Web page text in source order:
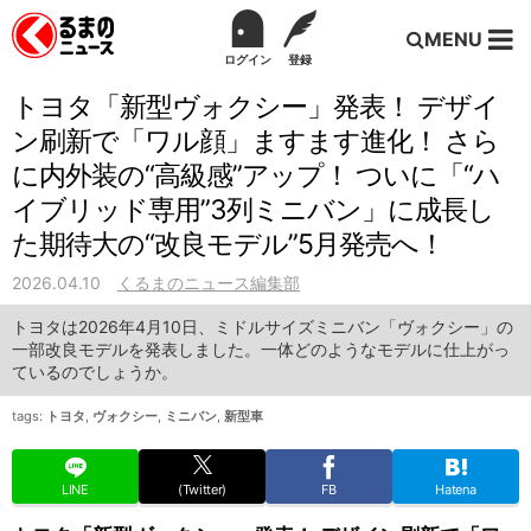
ログイン 登録
MENU
トヨタ「新型ヴォクシー」発表！ デザイ
ン刷新で「ワル顔」ますます進化！ さら
に内外装の“高級感”アップ！ ついに「“ハ
イブリッド専用”3列ミニバン」に成長し
た期待大の“改良モデル”5月発売へ！
2026.04.10 くるまのニュース編集部
トヨタは2026年4月10日、ミドルサイズミニバン「ヴォクシー」の
一部改良モデルを発表しました。一体どのようなモデルに仕上がっ
ているのでしょうか。
tags: トヨタ, ヴォクシー, ミニバン, 新型車
LINE (Twitter) FB Hatena